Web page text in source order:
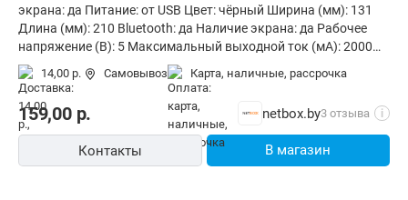
экрана: да Питание: от USB Цвет: чёрный Ширина (мм): 131
Длина (мм): 210 Bluetooth: да Наличие экрана: да Рабочее
напряжение (В): 5 Максимальный выходной ток (мА): 2000
Приложение для управления: iPixel Color
14,00 р. Самовывоз карта, наличные, рассрочка
159,00р. netbox.by3 отзыва i
Контакты В магазин